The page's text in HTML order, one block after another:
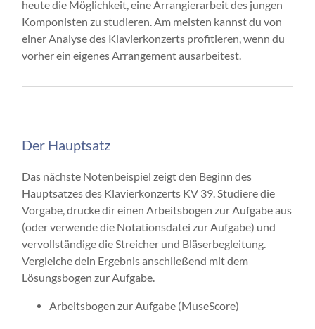
heute die Möglichkeit, eine Arrangierarbeit des jungen
Komponisten zu studieren. Am meisten kannst du von
einer Analyse des Klavierkonzerts profitieren, wenn du
vorher ein eigenes Arrangement ausarbeitest.
Der Hauptsatz
Das nächste Notenbeispiel zeigt den Beginn des
Hauptsatzes des Klavierkonzerts KV 39. Studiere die
Vorgabe, drucke dir einen Arbeitsbogen zur Aufgabe aus
(oder verwende die Notationsdatei zur Aufgabe) und
vervollständige die Streicher und Bläserbegleitung.
Vergleiche dein Ergebnis anschließend mit dem
Lösungsbogen zur Aufgabe.
Arbeitsbogen zur Aufgabe(MuseScore)